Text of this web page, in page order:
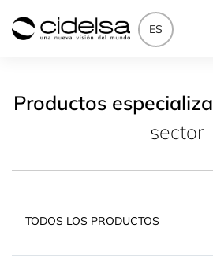
ES
Productos
sector
TODOS LOS PRODUCTOS